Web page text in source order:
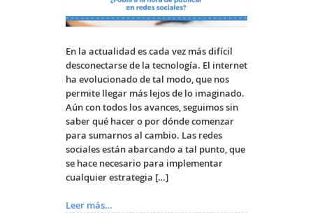
En la actualidad es cada vez más difícil
desconectarse de la tecnología. El internet
ha evolucionado de tal modo, que nos
permite llegar más lejos de lo imaginado.
Aún con todos los avances, seguimos sin
saber qué hacer o por dónde comenzar
para sumarnos al cambio. Las redes
sociales están abarcando a tal punto, que
se hace necesario para implementar
cualquier estrategia […]
Leer más…